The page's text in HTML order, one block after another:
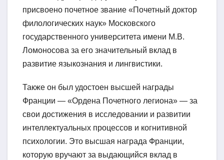
присвоено почетное звание «Почетный доктор
филологических наук» Московского
государственного университета имени М.В.
Ломоносова за его значительный вклад в
развитие языкознания и лингвистики.
Также он был удостоен высшей награды
Франции — «Ордена Почетного легиона» — за
свои достижения в исследовании и развитии
интеллектуальных процессов и когнитивной
психологии. Это высшая награда Франции,
которую вручают за выдающийся вклад в